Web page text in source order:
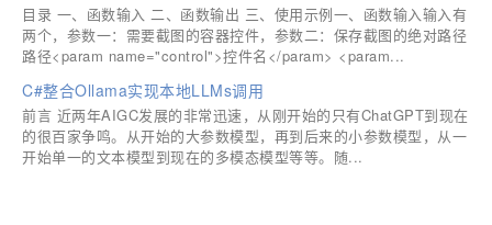
目录 一、函数输入 二、函数输出 三、使用示例一、函数输入输入有
两个，参数一：需要截图的容器控件，参数二：保存截图的绝对路径
路径<param name="control">控件名</param> <param...
C#整合Ollama实现本地LLMs调用
前言 近两年AIGC发展的非常迅速，从刚开始的只有ChatGPT到现在
的很百家争鸣。从开始的大参数模型，再到后来的小参数模型，从一
开始单一的文本模型到现在的多模态模型等等。随...